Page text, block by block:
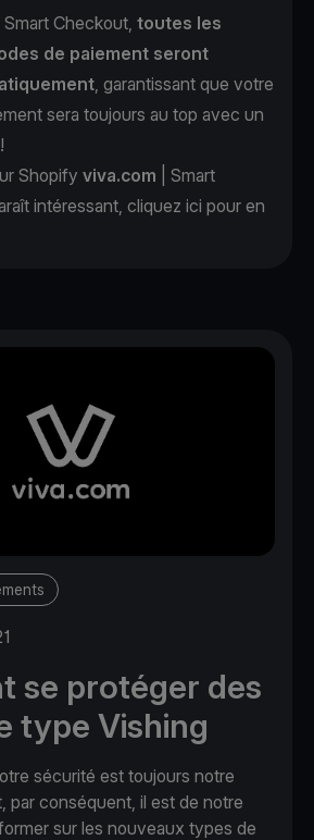
| Smart Checkout, toutes les
de paiement seront
, garantissant que votre
sera toujours au top avec un
Shopify viva.com | Smart
intéressant, cliquez ici pour en
se protéger des
type Vishing
sécurité est toujours notre
par conséquent, il est de notre
sur les nouveaux types de